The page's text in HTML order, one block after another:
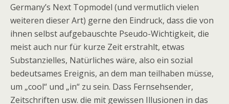
Germany’s Next Topmodel (und vermutlich vielen
weiteren dieser Art) gerne den Eindruck, dass die von
ihnen selbst aufgebauschte Pseudo-Wichtigkeit, die
meist auch nur für kurze Zeit erstrahlt, etwas
Substanzielles, Natürliches wäre, also ein sozial
bedeutsames Ereignis, an dem man teilhaben müsse,
um „cool“ und „in“ zu sein. Dass Fernsehsender,
Zeitschriften usw. die mit gewissen Illusionen in das